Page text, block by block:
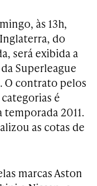
às 13h,
do
será exibida a
Superleague
O contrato pelos
é
2011.
as cotas de
marcas Aston